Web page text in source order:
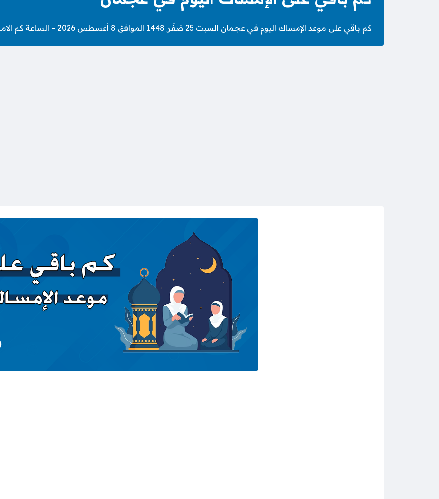
كم باقي على موعد الإمساك اليوم في عجمان السبت 25 صَفَر 1448 الموافق 8 أغسطس 2026 – الساعة كم الامساك اليوم في عجمان.